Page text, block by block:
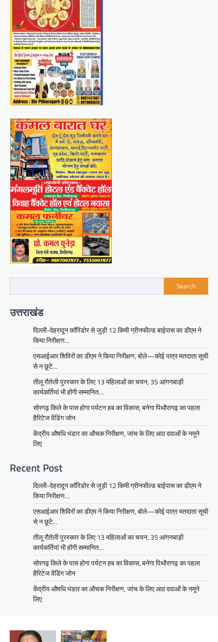
Search
उत्तराखंड
दिल्ली-देहरादून कॉरिडोर से जुड़ी 12 किमी ग्रीनफील्ड बाईपास का डीएम ने
किया निरीक्षण…
एसआईआर शिविरों का डीएम ने किया निरीक्षण, बोले—कोई पात्र मतदाता सूची
से न छूटे…
तीलू रौतेली पुरस्कार के लिए 13 महिलाओं का चयन, 35 आंगनबाड़ी
कार्यकर्तियां भी होंगी सम्मानित…
सोरगढ़ किले के पास होगा पर्यटन हब का विकास, बनेगा पिथौरागढ़ का पहला
हैरिटेज वेंडिंग जोन
केंद्रीय औषधि भंडार का औचक निरीक्षण, जांच के लिए आठ दवाओं के नमूने
लिए
Recent Post
दिल्ली-देहरादून कॉरिडोर से जुड़ी 12 किमी ग्रीनफील्ड बाईपास का डीएम ने
किया निरीक्षण…
एसआईआर शिविरों का डीएम ने किया निरीक्षण, बोले—कोई पात्र मतदाता सूची
से न छूटे…
तीलू रौतेली पुरस्कार के लिए 13 महिलाओं का चयन, 35 आंगनबाड़ी
कार्यकर्तियां भी होंगी सम्मानित…
सोरगढ़ किले के पास होगा पर्यटन हब का विकास, बनेगा पिथौरागढ़ का पहला
हैरिटेज वेंडिंग जोन
केंद्रीय औषधि भंडार का औचक निरीक्षण, जांच के लिए आठ दवाओं के नमूने
लिए